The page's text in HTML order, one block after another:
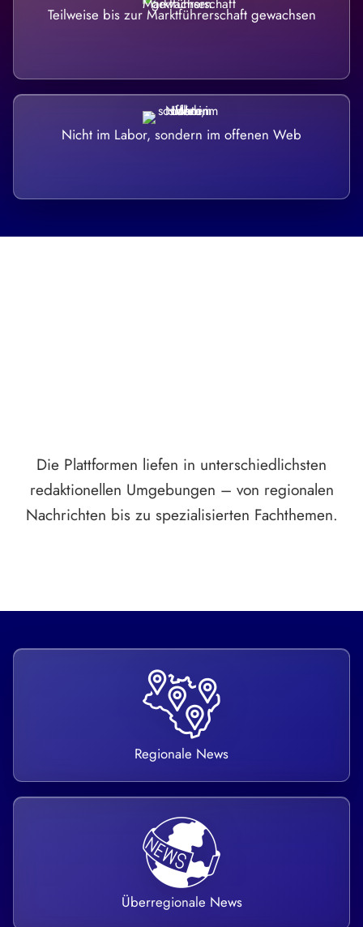
Teilweise bis zur Marktführerschaft gewachsen
Nicht im Labor, sondern im offenen Web
Die Plattformen liefen in unterschiedlichsten
redaktionellen Umgebungen – von regionalen
Nachrichten bis zu spezialisierten Fachthemen.
Regionale News
Überregionale News